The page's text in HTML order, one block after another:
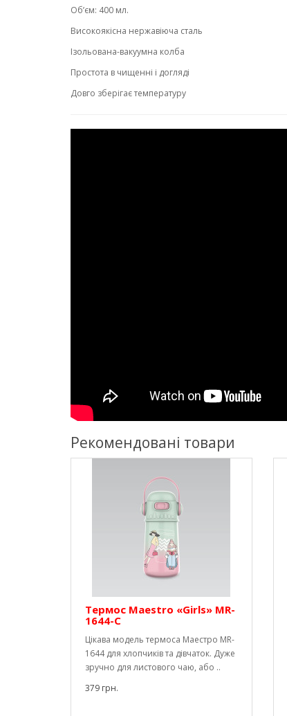
Об’єм: 400 мл.
Високоякісна нержавіюча сталь
Ізольована-вакуумна колба
Простота в чищенні і догляді
Довго зберігає температуру
Рекомендовані товари
Термос Maestro «Girls» MR-
1644-C
Цікава модель термоса Маестро MR-
1644 для хлопчиків та дівчаток. Дуже
зручно для листового чаю, або ..
379 грн.